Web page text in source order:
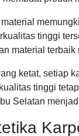
tinggi
material
ketat, setiap
tinggi
Selatan